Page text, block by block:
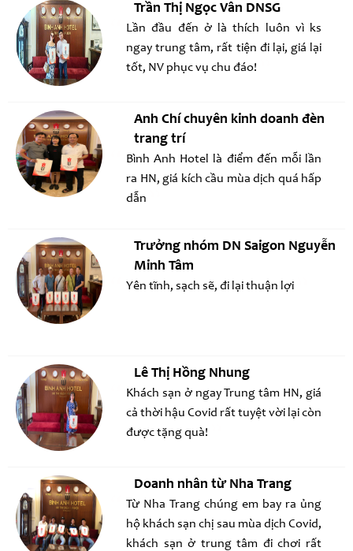
Trần Thị Ngọc Vân DNSG
Lần đầu đến ở là thích luôn vì ks
ngay trung tâm, rất tiện đi lại, giá lại
tốt, NV phục vụ chu đáo!
Anh Chí chuyên kinh doanh đèn
trang trí
Bình Anh Hotel là điểm đến mỗi lần
ra HN, giá kích cầu mùa dịch quá hấp
dẫn
Trưởng nhóm DN Saigon Nguyễn
Minh Tâm
Yên tĩnh, sạch sẽ, đi lại thuận lợi
Lê Thị Hồng Nhung
Khách sạn ở ngay Trung tâm HN, giá
cả thời hậu Covid rất tuyệt vời lại còn
được tặng quà!
Doanh nhân từ Nha Trang
Từ Nha Trang chúng em bay ra ủng
hộ khách sạn chị sau mùa dịch Covid,
khách sạn ở trung tâm đi chơi rất